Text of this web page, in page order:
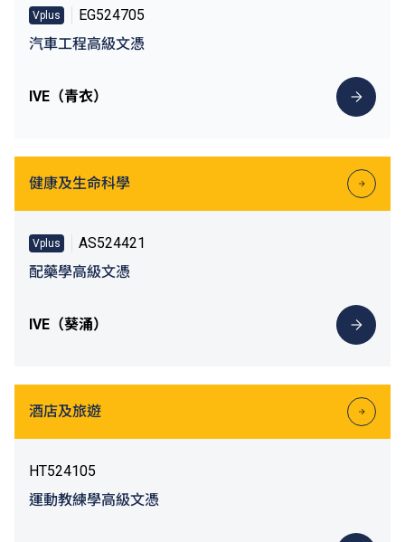
Vplus
EG524705
汽車工程高級文憑
IVE（青衣）
健康及生命科學
Vplus
AS524421
配藥學高級文憑
IVE（葵涌）
酒店及旅遊
HT524105
運動教練學高級文憑